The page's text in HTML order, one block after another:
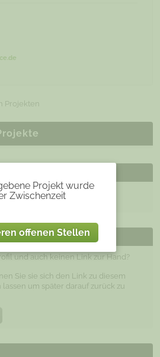
Projekt wurde
Zwischenzeit
offenen Stellen
Projekten
hier finden
und auch keinen Link zur Hand?
Sie sie sich den Link zu diesem
um später darauf zurück zu